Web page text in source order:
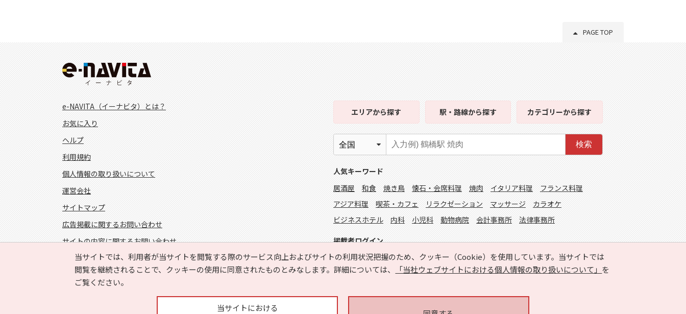
PAGE TOP
当サイトでは、利用者が当サイトを閲覧する際のサービス向上およびサイトの利用状況把握のため、クッキー（Cookie）を使用しています。当サイトでは
閲覧を継続されることで、クッキーの使用に同意されたものとみなします。詳細については、
「当社ウェブサイトにおける個人情報の取り扱いについて」 を
ご覧ください。
当サイトにおける
e-NAVITA（イーナビタ）とは？
お気に入り
ヘルプ
利用規約
個人情報の取り扱いについて
運営会社
サイトマップ
広告掲載に関するお問い合わせ
サイトの内容に関するお問い合わせ
エリアから探す 駅・路線から探す カテゴリーから探す
検索
人気キーワード
居酒屋
和食 焼き鳥 懐石・会席料理 焼肉 イタリア料理
フランス料理
アジア料理
喫茶・カフェ リラクゼーション マッサージ
カラオケ
ビジネスホテル
内科 小児科 動物病院 会計事務所 法律事務所
掲載者ログイン
FOLLOW US!